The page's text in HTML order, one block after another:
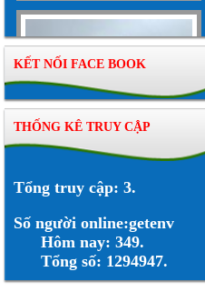
KẾT NỐI FACE BOOK
THỐNG KÊ TRUY CẬP
Tổng truy cập: 3.
Số người online:getenv
Hôm nay: 349.
Tổng số: 1294947.